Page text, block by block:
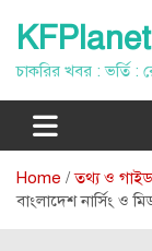
content
চাকরির খবর : ভর্তি :
Home
তথ্য ও গাইড
বাংলাদেশ নার্সিং ও